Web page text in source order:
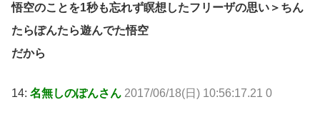
悟空のことを1秒も忘れず瞑想したフリーザの思い＞ちん
たらぽんたら遊んでた悟空
だから
14: 名無しのぽんさん 2017/06/18(日) 10:56:17.21 0